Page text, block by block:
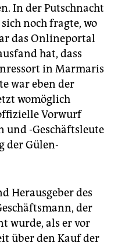
In der Putschnacht
sich noch fragte, wo
das Onlineportal
hat, dass
in Marmaris
war eben der
womöglich
Vorwurf
und -Geschäftsleute
der Gülen-
Herausgeber des
der
wurde, als er vor
über den Kauf der